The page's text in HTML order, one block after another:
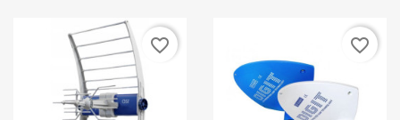
favorite_border favorite_border